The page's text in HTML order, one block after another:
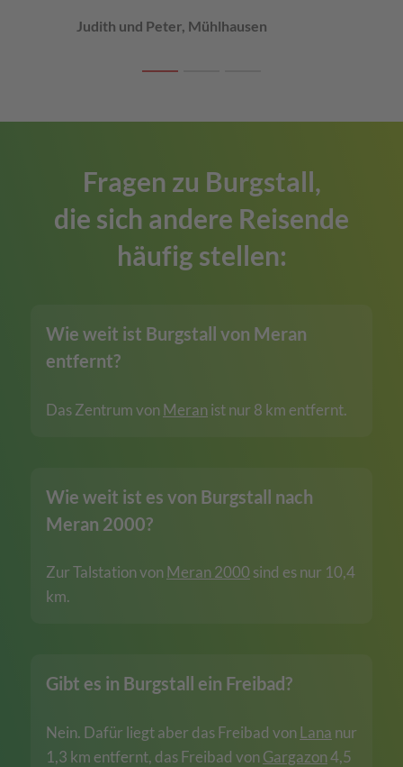
Judith und Peter, Mühlhausen
Fragen zu Burgstall,
die sich andere Reisende
häufig stellen:
Wie weit ist Burgstall von Meran
entfernt?
Das Zentrum von Meran ist nur 8 km entfernt.
Wie weit ist es von Burgstall nach
Meran 2000?
Zur Talstation von Meran 2000 sind es nur 10,4
km.
Gibt es in Burgstall ein Freibad?
Nein. Dafür liegt aber das Freibad von Lana nur
1,3 km entfernt, das Freibad von Gargazon4,5